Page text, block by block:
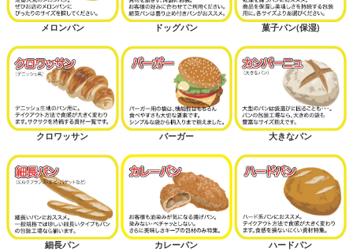
メロンパン ドッグパン 菓子パン(保湿)
クロワッサン バーガー 大きなパン
細長パン カレーパン ハードパン